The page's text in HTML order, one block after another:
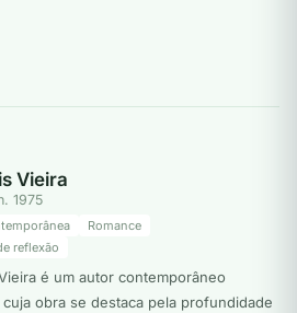
Vieira
1975
Romance
reflexão
é um autor contemporâneo
obra se destaca pela profundidade